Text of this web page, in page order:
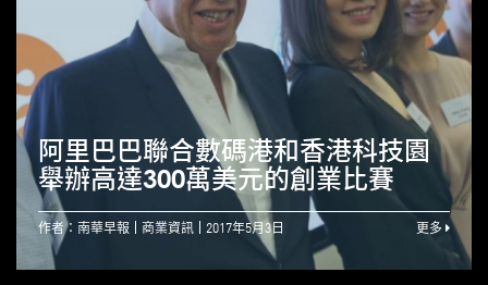
阿里巴巴聯合數碼港和香港科技園
舉辦高達300萬美元的創業比賽
作者：南華早報 商業資訊 2017年5月3日 更多